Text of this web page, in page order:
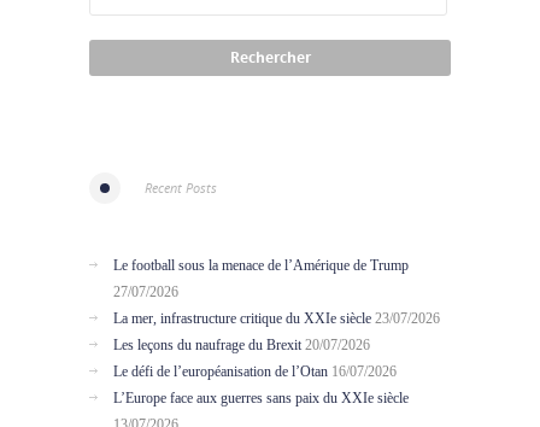
Recent Posts
Le football sous la menace de l’Amérique de Trump
27/07/2026
La mer, infrastructure critique du XXIe siècle 23/07/2026
Les leçons du naufrage du Brexit 20/07/2026
Le défi de l’européanisation de l’Otan 16/07/2026
L’Europe face aux guerres sans paix du XXIe siècle